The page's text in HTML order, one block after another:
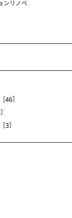
ンリノベ
［46］
［3］